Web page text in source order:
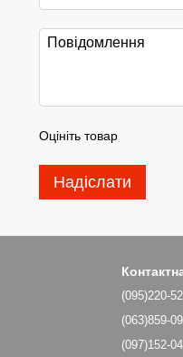
Оцініть товар
Надіслати
(095)220-
(063)859-
(097)152-